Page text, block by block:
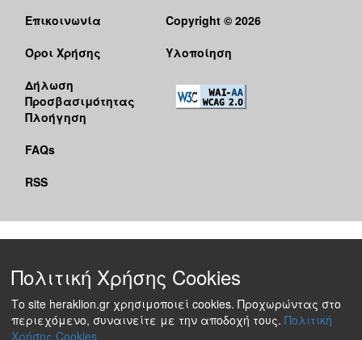
Επικοινωνία
Όροι Χρήσης
Δήλωση
Προσβασιμότητας
Πλοήγηση
FAQs
RSS
Copyright © 2026
Υλοποίηση
Πολιτική Χρήσης Cookies
Το site heraklion.gr χρησιμοποιεί cookies. Προχωρώντας στο
περιεχόμενο, συναινείτε με την αποδοχή τους. Πολιτική
Χρήσης Cookies